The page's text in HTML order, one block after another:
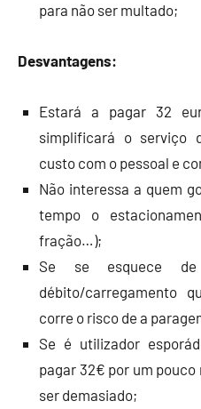
para não ser multado;
Desvantagens:
Estará a pagar 32
simplificará o serviço
custo com o pessoal e
Não interessa a quem
tempo o
fração…);
Se se esquece
débito/carregamento
corre o risco de a
Se é utilizador
pagar 32€ por um
ser demasiado;